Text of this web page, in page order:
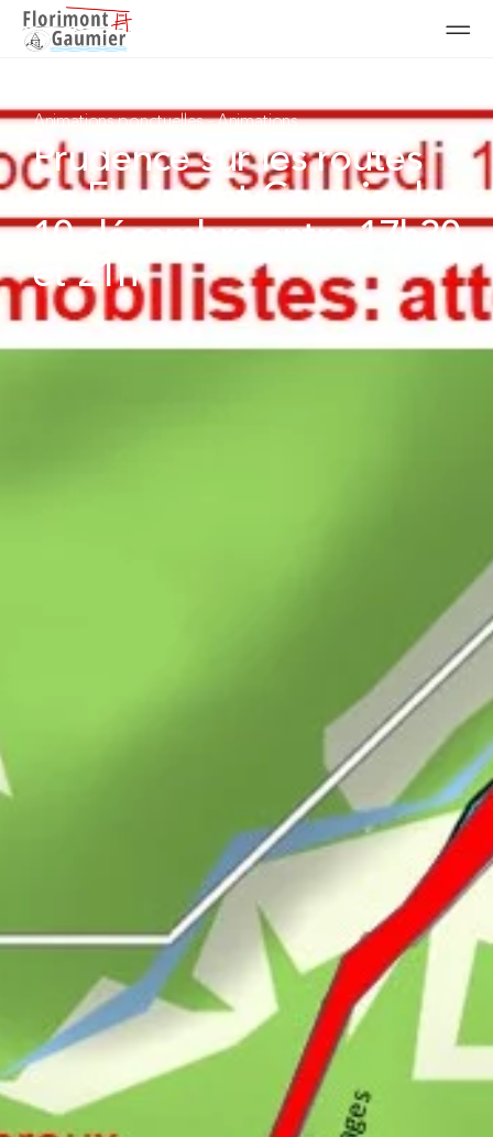
Animations ponctuelles-Animations
Prudence sur les routes
de Florimont Gaumier le
10 décembre entre 17h30
et 21h